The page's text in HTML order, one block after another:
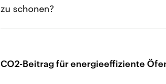
zu schonen?
CO2-Beitrag für energieeffiziente